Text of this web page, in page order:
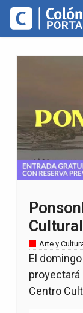
Arte y
El
proyectará
Centro